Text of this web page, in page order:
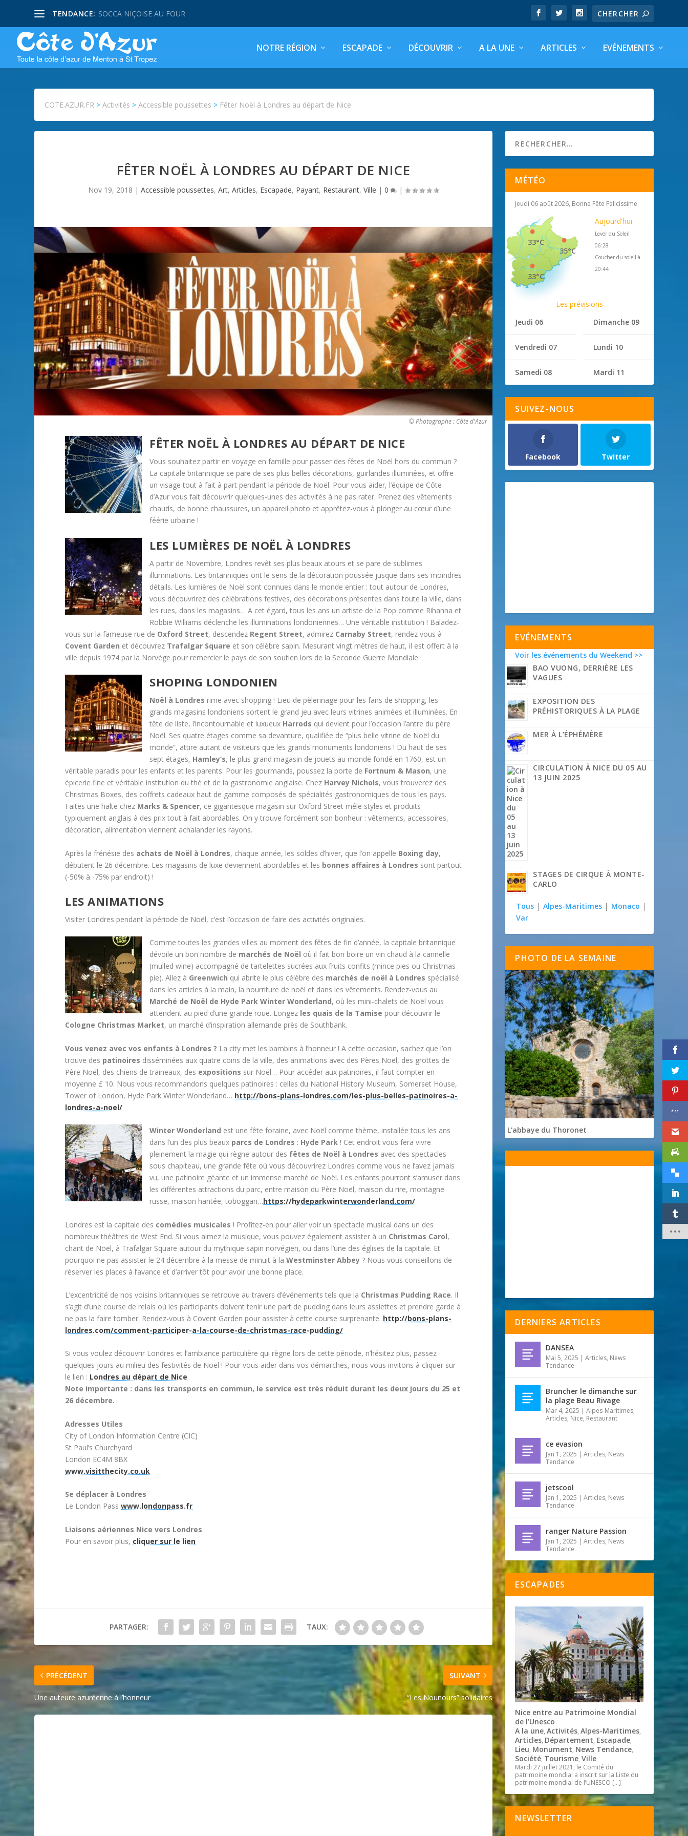
TENDANCE: SOCCA NIÇOISE AU FOUR
NOTRE RÉGION ESCAPADE DÉCOUVRIR A LA UNE ARTICLES EVÉNEMENTS
COTE.AZUR.FR >Activités >Accessible poussettes > Fêter Noël à Londres au départ de Nice
FÊTER NOËL À LONDRES AU DÉPART DE NICE
Nov 19, 2018 |Accessible poussettes,Art,Articles, Escapade, Payant, Restaurant,Ville |0 |
© Photographe : Côte d'Azur
FÊTER NOËL À LONDRES AU DÉPART DE NICE
Vous souhaitez partir en voyage en famille pour passer des fêtes de Noël hors du commun ?
La capitale britannique se pare de ses plus belles décorations, guirlandes illuminées, et offre
un visage tout à fait à part pendant la période de Noël. Pour vous aider, l’équipe de Côte
d’Azur vous fait découvrir quelques-unes des activités à ne pas rater. Prenez des vêtements
chauds, de bonne chaussures, un appareil photo et apprêtez-vous à plonger au cœur d’une
féérie urbaine !
LES LUMIÈRES DE NOËL À LONDRES
A partir de Novembre, Londres revêt ses plus beaux atours et se pare de sublimes
illuminations. Les britanniques ont le sens de la décoration poussée jusque dans ses moindres
détails. Les lumières de Noël sont connues dans le monde entier : tout autour de Londres,
vous découvrirez des célébrations festives, des décorations présentes dans toute la ville, dans
les rues, dans les magasins… A cet égard, tous les ans un artiste de la Pop comme Rihanna et
Robbie Williams déclenche les illuminations londoniennes… Une véritable institution ! Baladez-
vous sur la fameuse rue de Oxford Street, descendez Regent Street, admirez Carnaby Street, rendez vous à
Covent Garden et découvrez Trafalgar Square et son célèbre sapin. Mesurant vingt mètres de haut, il est offert à la
ville depuis 1974 par la Norvège pour remercier le pays de son soutien lors de la Seconde Guerre Mondiale.
SHOPING LONDONIEN
Noël à Londres rime avec shopping ! Lieu de pèlerinage pour les fans de shopping, les
grands magasins londoniens sortent le grand jeu avec leurs vitrines animées et illuminées. En
tête de liste, l’incontournable et luxueux Harrods qui devient pour l’occasion l’antre du père
Noël. Ses quatre étages comme sa devanture, qualifiée de “plus belle vitrine de Noël du
monde”, attire autant de visiteurs que les grands monuments londoniens ! Du haut de ses
sept étages, Hamley’s, le plus grand magasin de jouets au monde fondé en 1760, est un
véritable paradis pour les enfants et les parents. Pour les gourmands, poussez la porte de Fortnum & Mason, une
épicerie fine et véritable institution du thé et de la gastronomie anglaise. Chez Harvey Nichols, vous trouverez des
Christmas Boxes, des coffrets cadeaux haut de gamme composés de spécialités gastronomiques de tous les pays.
Faites une halte chez Marks & Spencer, ce gigantesque magasin sur Oxford Street mêle styles et produits
typiquement anglais à des prix tout à fait abordables. On y trouve forcément son bonheur : vêtements, accessoires,
décoration, alimentation viennent achalander les rayons.
Après la frénésie des achats de Noël à Londres, chaque année, les soldes d’hiver, que l’on appelle Boxing day,
débutent le 26 décembre. Les magasins de luxe deviennent abordables et les bonnes affaires à Londres sont partout
(-50% à -75% par endroit) !
LES ANIMATIONS
Visiter Londres pendant la période de Noël, c’est l’occasion de faire des activités originales.
Comme toutes les grandes villes au moment des fêtes de fin d’année, la capitale britannique
dévoile un bon nombre de marchés de Noël où il fait bon boire un vin chaud à la cannelle
(mulled wine) accompagné de tartelettes sucrées aux fruits confits (mince pies ou Christmas
pie). Allez à Greenwich qui abrite le plus célèbre des marchés de noël à Londres spécialisé
dans les articles à la main, la nourriture de noël et dans les vêtements. Rendez-vous au
Marché de Noël de Hyde Park Winter Wonderland, où les mini-chalets de Noël vous
attendent au pied d’une grande roue. Longez les quais de la Tamise pour découvrir le
Cologne Christmas Market, un marché d’inspiration allemande près de Southbank.
Vous venez avec vos enfants à Londres ? La city met les bambins à l’honneur ! A cette occasion, sachez que l’on
trouve des patinoires disséminées aux quatre coins de la ville, des animations avec des Pères Noël, des grottes de
Père Noël, des chiens de traineaux, des expositions sur Noël… Pour accéder aux patinoires, il faut compter en
moyenne £ 10. Nous vous recommandons quelques patinoires : celles du National History Museum, Somerset House,
Tower of London, Hyde Park Winter Wonderland… http://bons-plans-londres.com/les-plus-belles-patinoires-a-
londres-a-noel/
Winter Wonderland est une fête foraine, avec Noël comme thème, installée tous les ans
dans l’un des plus beaux parcs de Londres : Hyde Park ! Cet endroit vous fera vivre
pleinement la magie qui règne autour des fêtes de Noël à Londres avec des spectacles
sous chapiteau, une grande fête où vous découvrirez Londres comme vous ne l’avez jamais
vu, une patinoire géante et un immense marché de Noël. Les enfants pourront s’amuser dans
les différentes attractions du parc, entre maison du Père Noël, maison du rire, montagne
russe, maison hantée, toboggan…https://hydeparkwinterwonderland.com/
Londres est la capitale des comédies musicales ! Profitez-en pour aller voir un spectacle musical dans un des
nombreux théâtres de West End. Si vous aimez la musique, vous pouvez également assister à un Christmas Carol,
chant de Noël, à Trafalgar Square autour du mythique sapin norvégien, ou dans l’une des églises de la capitale. Et
pourquoi ne pas assister le 24 décembre à la messe de minuit à laWestminster Abbey ? Nous vous conseillons de
réserver les places à l’avance et d’arriver tôt pour avoir une bonne place.
L’excentricité de nos voisins britanniques se retrouve au travers d’événements tels que la Christmas Pudding Race. Il
s’agit d’une course de relais où les participants doivent tenir une part de pudding dans leurs assiettes et prendre garde à
ne pas la faire tomber. Rendez-vous à Covent Garden pour assister à cette course surprenante. http://bons-plans-
londres.com/comment-participer-a-la-course-de-christmas-race-pudding/
Si vous voulez découvrir Londres et l’ambiance particulière qui règne lors de cette période, n’hésitez plus, passez
quelques jours au milieu des festivités de Noël ! Pour vous aider dans vos démarches, nous vous invitons à cliquer sur
le lien : Londres au départ de Nice.
Note importante : dans les transports en commun, le service est très réduit durant les deux jours du 25 et
26 décembre.
Adresses Utiles
City of London Information Centre (CIC)
St Paul’s Churchyard
London EC4M 8BX
www.visitthecity.co.uk
Se déplacer à Londres
Le London Passwww.londonpass.fr
Liaisons aériennes Nice vers Londres
Pour en savoir plus, cliquer sur le lien
PARTAGER: TAUX:
PRÉCÉDENT
Une auteure azuréenne à l’honneur
SUIVANT
“Les Nounours” solidaires
MÉTÉO
Jeudi 06 août 2026, Bonne Fête Félicissime
35°C
33°C
33°C
Aujourd'hui
Lever du Soleil
06:28
Coucher du soleil à
20:44
Les prévisions
Jeudi 06
Vendredi 07
Samedi 08
Dimanche 09
Lundi 10
Mardi 11
SUIVEZ-NOUS
Facebook Twitter
EVÉNEMENTS
Voir les événements du Weekend >>
BAO VUONG, DERRIÈRE LES
VAGUES
EXPOSITION DES
PRÉHISTORIQUES À LA PLAGE
MER À L’ÉPHÉMÈRE
CIRCULATION À NICE DU 05 AU
13 JUIN 2025
STAGES DE CIRQUE À MONTE-
CARLO
Tous | Alpes-Maritimes | Monaco |
Var
PHOTO DE LA SEMAINE
L'abbaye du Thoronet
DERNIERS ARTICLES
DANSEA
Mai 5, 2025 |Articles, News
Tendance
Bruncher le dimanche sur
la plage Beau Rivage
Mar 4, 2025 |Alpes-Maritimes,
Articles, Nice, Restaurant
ce evasion
Jan 1, 2025 |Articles, News
Tendance
jetscool
Jan 1, 2025 |Articles, News
Tendance
ranger Nature Passion
Jan 1, 2025 |Articles, News
Tendance
ESCAPADES
Nice entre au Patrimoine Mondial
de l’Unesco
A la une,Activités,Alpes-Maritimes,
Articles, Département, Escapade,
Lieu, Monument, News Tendance,
Société, Tourisme,Ville
Mardi 27 juillet 2021, le Comité du
patrimoine mondial a inscrit sur la Liste du
patrimoine mondial de l’UNESCO […]
NEWSLETTER